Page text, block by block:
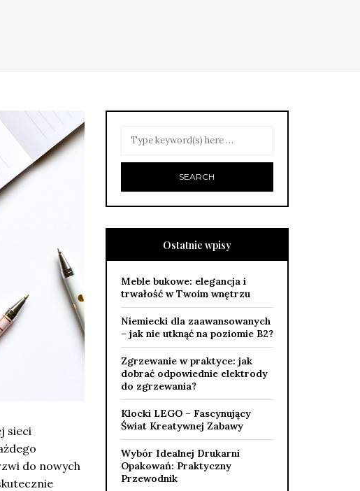
sieci
do nowych
Ostatnie wpisy
Meble bukowe: elegancja i
trwałość w Twoim wnętrzu
Niemiecki dla zaawansowanych
– jak nie utknąć na poziomie B2?
Zgrzewanie w praktyce: jak
dobrać odpowiednie elektrody
do zgrzewania?
Klocki LEGO – Fascynujący
Świat Kreatywnej Zabawy
Wybór Idealnej Drukarni
Opakowań: Praktyczny
Przewodnik